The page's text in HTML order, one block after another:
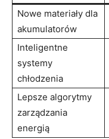
Nowe materiały dla
akumulatorów
Inteligentne
systemy
chłodzenia
Lepsze algorytmy
zarządzania
energią